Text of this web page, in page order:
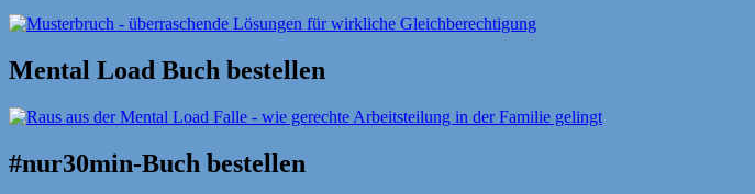
Mental Load Buch bestellen
#nur30min-Buch bestellen